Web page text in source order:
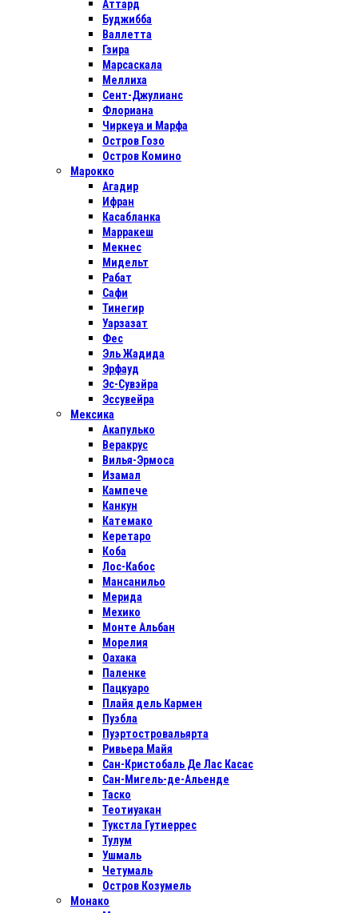
Аттард
Буджибба
Валлетта
Гзира
Марсаскала
Меллиха
Сент-Джулианс
Флориана
Чиркеуа и Марфа
Остров Гозо
Остров Комино
Марокко
Агадир
Ифран
Касабланка
Марракеш
Мекнес
Мидельт
Рабат
Сафи
Тинегир
Уарзазат
Фес
Эль Жадида
Эрфауд
Эс-Сувэйра
Эссувейра
Мексика
Акапулько
Веракрус
Вилья-Эрмоса
Изамал
Кампече
Канкун
Катемако
Керетаро
Коба
Лос-Кабос
Мансанильо
Мерида
Мехико
Монте Альбан
Морелия
Оахака
Паленке
Пацкуаро
Плайя дель Кармен
Пуэбла
Пуэртостровальярта
Ривьера Майя
Сан-Кристобаль Де Лас Касас
Сан-Мигель-де-Альенде
Таско
Теотиуакан
Тукстла Гутиеррес
Тулум
Ушмаль
Четумаль
Остров Козумель
Монако